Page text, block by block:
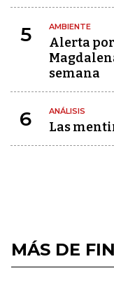
5 AMBIENTE
Alerta
semana
6 ANÁLISIS
Las
MÁS DE